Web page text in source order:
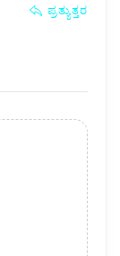
ಪ್ರತ್ಯುತ್ತರ